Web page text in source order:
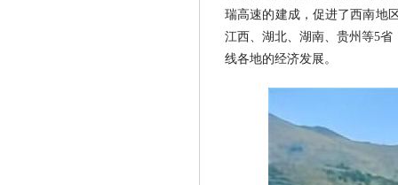
瑞高速的建成，促进了西南地
江西、湖北、湖南、贵州等5
线各地的经济发展。